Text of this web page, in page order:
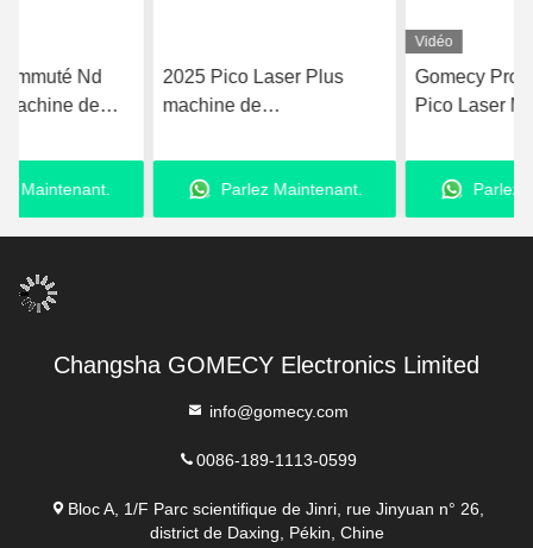
2025 Pico Laser Plus
machine de
Nd Yag Laser 755nm Pico
deuxième machine laser
Parlez Maintenant.
Gomecy Pro ND YAG
Pico Laser Machine pour
pigmentation du visage et
des cicatrices et l'
élimination des tatouages
Parlez Maintenant.
Changsha GOMECY Electronics Limited
info@gomecy.com
0086-189-1113-0599
Bloc A, 1/F Parc scientifique de Jinri, rue Jinyuan n° 26,
district de Daxing, Pékin, Chine